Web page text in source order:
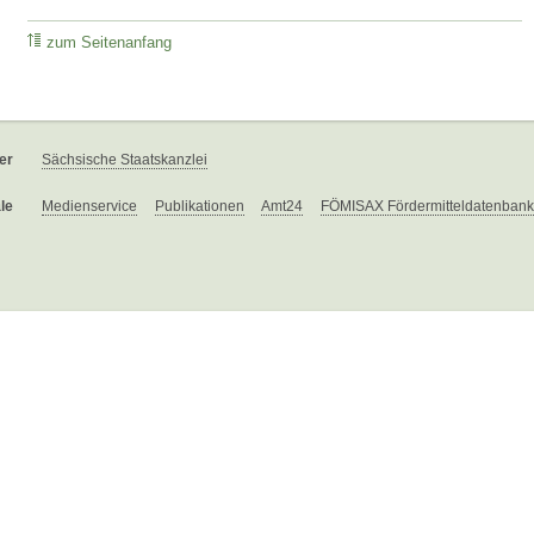
zum Seitenanfang
Sächsische Staatskanzlei
Medienservice Publikationen Amt24 FÖMISAX Fördermitteldatenbank